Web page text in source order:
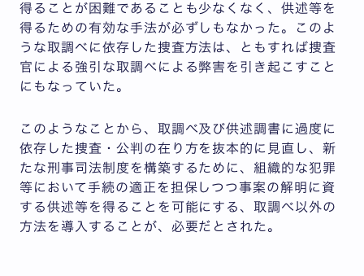
得ることが困難であることも少なくなく、供述等を
得るための有効な手法が必ずしもなかった。このよ
うな取調べに依存した捜査方法は、ともすれば捜査
官による強引な取調べによる弊害を引き起こすこと
にもなっていた。
このようなことから、取調べ及び供述調書に過度に
依存した捜査・公判の在り方を抜本的に見直し、新
たな刑事司法制度を構築するために、組織的な犯罪
等において手続の適正を担保しつつ事案の解明に資
する供述等を得ることを可能にする、取調べ以外の
方法を導入することが、必要だとされた。